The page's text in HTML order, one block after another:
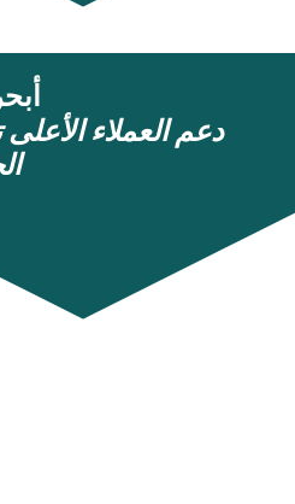
دعم العملاء الأعلى